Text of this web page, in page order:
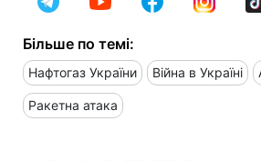
Більше по темі:
Нафтогаз України Війна в Україні
Ракетна атака